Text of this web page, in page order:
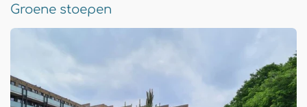
Groene stoepen